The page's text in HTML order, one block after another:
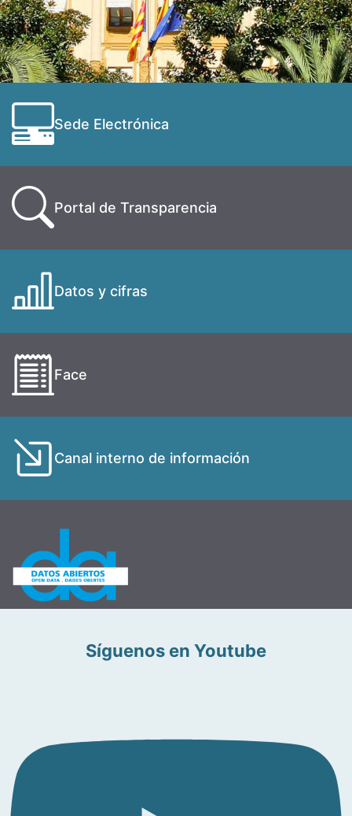
Sede Electrónica
Portal de Transparencia
Datos y cifras
Face
Canal interno de información
Síguenos en Youtube